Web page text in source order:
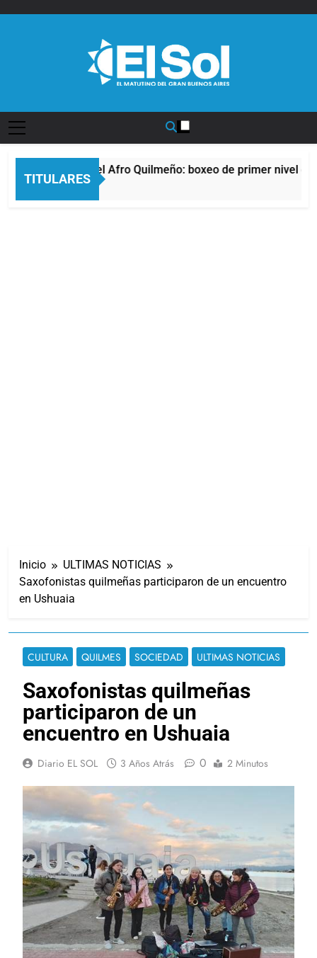
TITULARES
La noche del Afro Quilmeño: boxeo de primer nivel en
12 Horas Atrás
Inicio
ULTIMAS NOTICIAS
Saxofonistas quilmeñas participaron de un encuentro
en Ushuaia
CULTURA QUILMES SOCIEDAD ULTIMAS NOTICIAS
Saxofonistas quilmeñas
participaron de un
encuentro en Ushuaia
Diario EL SOL 3 Años Atrás 0 2 Minutos